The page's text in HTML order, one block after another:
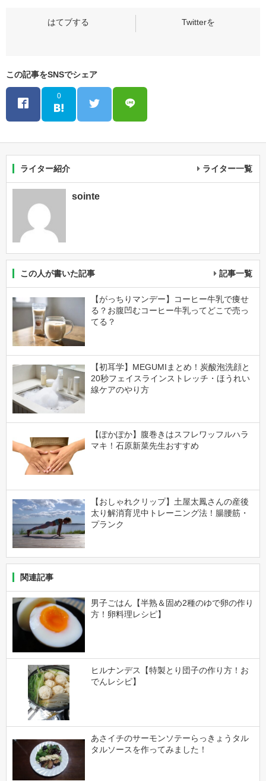
この記事をSNSでシェア
0
ライター紹介 ライター一覧
sointe
この人が書いた記事 記事一覧
【がっちりマンデー】コーヒー牛乳で痩せ
る？お腹凹むコーヒー牛乳ってどこで売っ
てる？
【初耳学】MEGUMIまとめ！炭酸泡洗顔と
20秒フェイスラインストレッチ・ほうれい
線ケアのやり方
【ぽかぽか】腹巻きはスフレワッフルハラ
マキ！石原新菜先生おすすめ
【おしゃれクリップ】土屋太鳳さんの産後
太り解消育児中トレーニング法！腸腰筋・
プランク
関連記事
男子ごはん【半熟＆固め2種のゆで卵の作り
方！卵料理レシピ】
ヒルナンデス【特製とり団子の作り方！お
でんレシピ】
あさイチのサーモンソテーらっきょうタル
タルソースを作ってみました！